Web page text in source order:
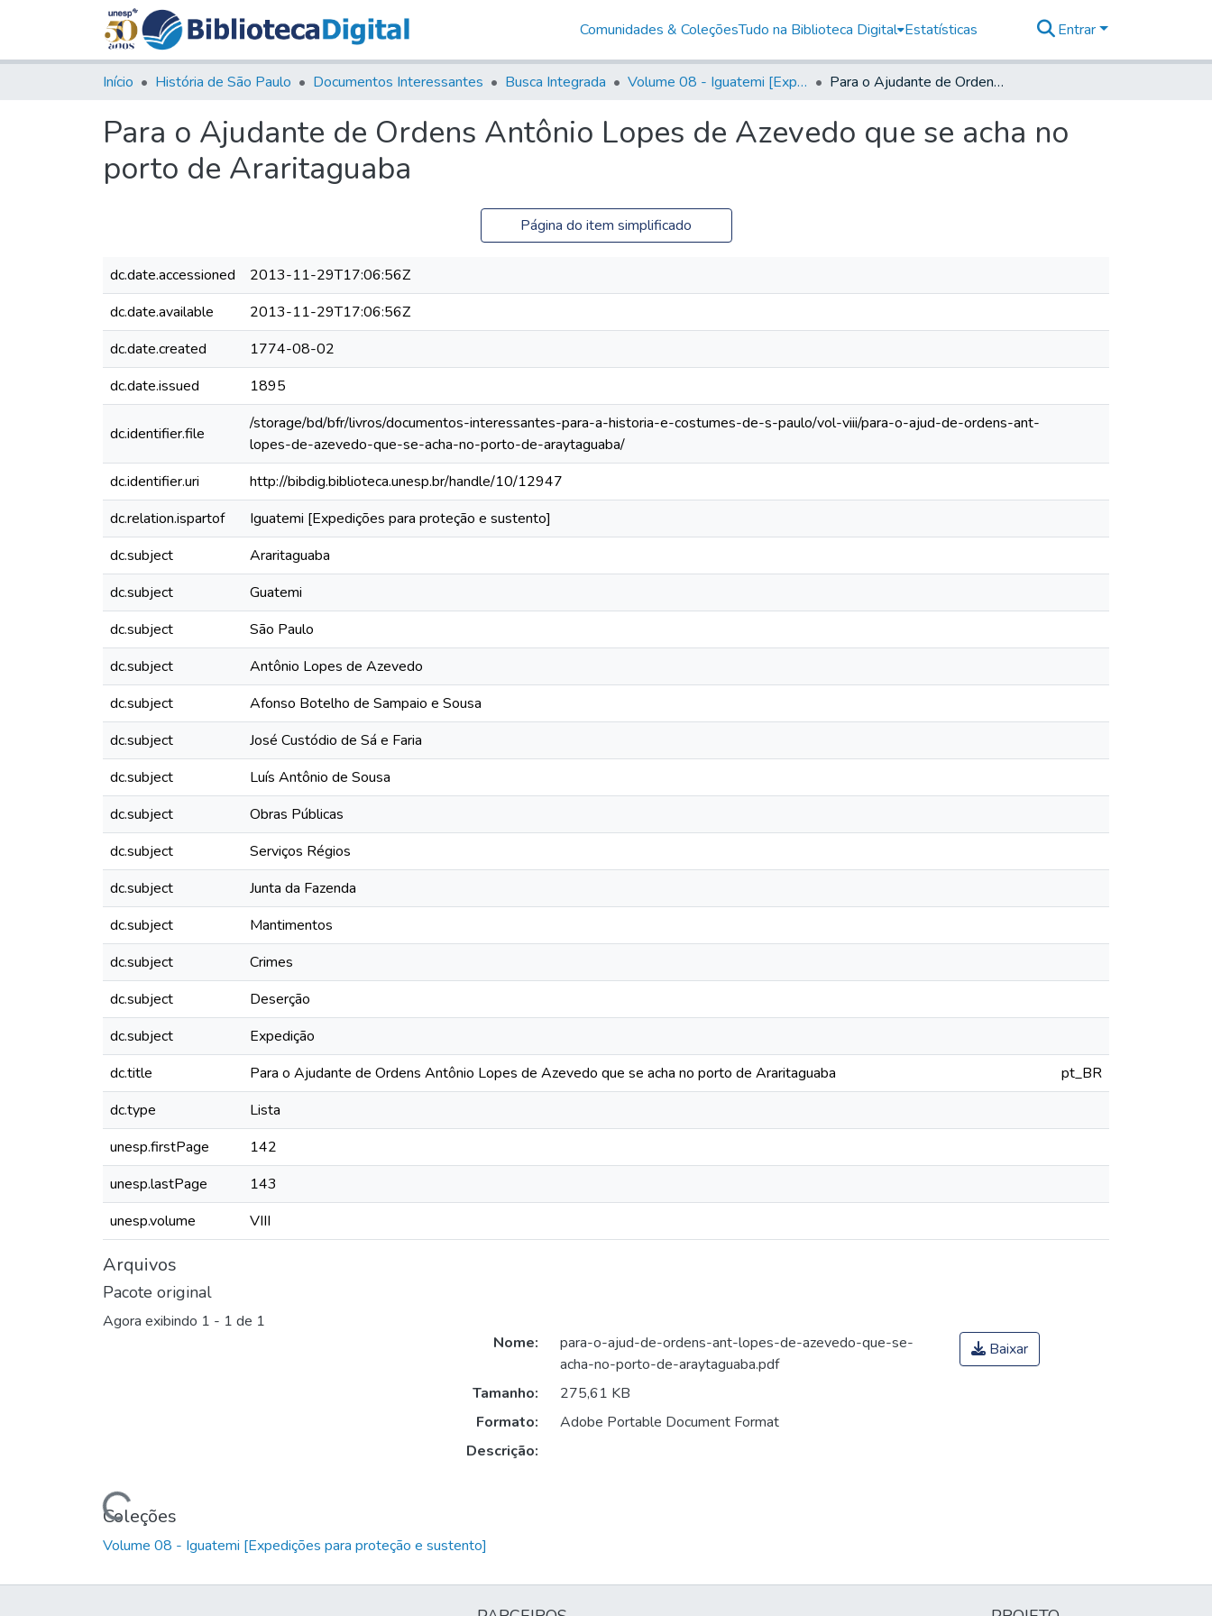
Comunidades & ColeçõesTudo na Biblioteca Digital Estatísticas Entrar
Início História de São Paulo Documentos Interessantes Busca Integrada Volume 08 - Iguatemi [Expedições para proteção e sustento] Para o Ajudante de Ordens Antônio Lopes de Azevedo que se acha no porto de Araritaguaba
Para o Ajudante de Ordens Antônio Lopes de Azevedo que se acha no
porto de Araritaguaba
Página do item simplificado
dc.date.accessioned
2013-11-29T17:06:56Z
dc.date.available
2013-11-29T17:06:56Z
dc.date.created
1774-08-02
dc.date.issued
1895
dc.identifier.file
/storage/bd/bfr/livros/documentos-interessantes-para-a-historia-e-costumes-de-s-paulo/vol-viii/para-o-ajud-de-ordens-ant-
lopes-de-azevedo-que-se-acha-no-porto-de-araytaguaba/
dc.identifier.uri
http://bibdig.biblioteca.unesp.br/handle/10/12947
dc.relation.ispartof
Iguatemi [Expedições para proteção e sustento]
dc.subject
Araritaguaba
dc.subject
Guatemi
dc.subject
São Paulo
dc.subject
Antônio Lopes de Azevedo
dc.subject
Afonso Botelho de Sampaio e Sousa
dc.subject
José Custódio de Sá e Faria
dc.subject
Luís Antônio de Sousa
dc.subject
Obras Públicas
dc.subject
Serviços Régios
dc.subject
Junta da Fazenda
dc.subject
Mantimentos
dc.subject
Crimes
dc.subject
Deserção
dc.subject
Expedição
dc.title
Para o Ajudante de Ordens Antônio Lopes de Azevedo que se acha no porto de Araritaguaba
pt_BR
dc.type
Lista
unesp.firstPage
142
unesp.lastPage
143
unesp.volume
VIII
Arquivos
Pacote original
Agora exibindo 1 - 1 de 1
Carregando...
Nome:
para-o-ajud-de-ordens-ant-lopes-de-azevedo-que-se-
acha-no-porto-de-araytaguaba.pdf
Tamanho:
275,61 KB
Formato:
Adobe Portable Document Format
Descrição:
Baixar
Coleções
Volume 08 - Iguatemi [Expedições para proteção e sustento]